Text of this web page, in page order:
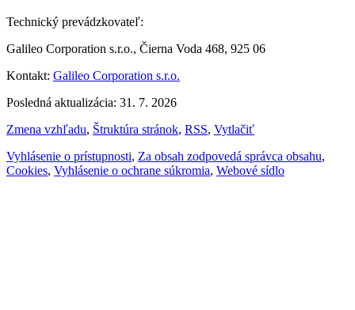
Technický prevádzkovateľ:
Galileo Corporation s.r.o., Čierna Voda 468, 925 06
Kontakt: Galileo Corporation s.r.o.
Posledná aktualizácia: 31. 7. 2026
Zmena vzhľadu, Štruktúra stránok, RSS, Vytlačiť
Vyhlásenie o prístupnosti, Za obsah zodpovedá správca obsahu,
Cookies, Vyhlásenie o ochrane súkromia, Webové sídlo